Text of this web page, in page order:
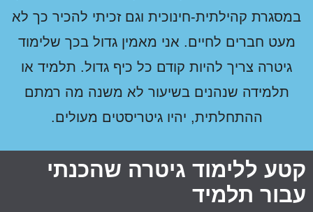
במסגרת קהילתית-חינוכית וגם זכיתי להכיר כך לא
מעט חברים לחיים. אני מאמין גדול בכך שלימוד
גיטרה צריך להיות קודם כל כיף גדול. תלמיד או
תלמידה שנהנים בשיעור לא משנה מה רמתם
ההתחלתית, יהיו גיטריסטים מעולים.
ללימוד גיטרה שהכנתי
תלמיד